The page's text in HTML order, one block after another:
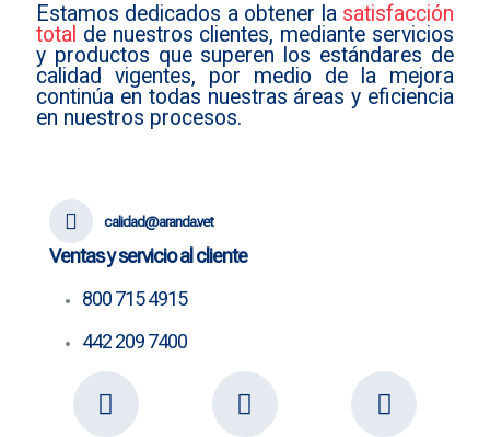
Estamos dedicados a obtener lasatisfacción
total de nuestros clientes, mediante servicios
y productos que superen los estándares de
calidad vigentes, por medio de la mejora
continúa en todas nuestras áreas y eficiencia
en nuestros procesos.
calidad@aranda.vet
Ventas y servicio al cliente
800 715 4915
442 209 7400